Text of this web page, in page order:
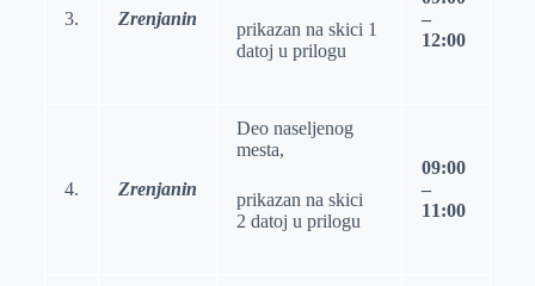
3. Zrenjanin
prikazan na skici 1
datoj u prilogu
–
12:00
4. Zrenjanin
Deo naseljenog
mesta,
prikazan na skici
2 datoj u prilogu
09:00
–
11:00